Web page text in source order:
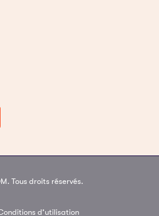
Tous droits réservés.
d’utilisation